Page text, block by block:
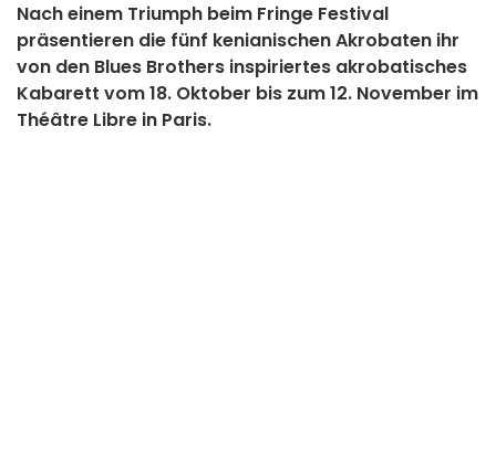
Nach einem Triumph beim Fringe Festival
präsentieren die fünf kenianischen Akrobaten ihr
von den Blues Brothers inspiriertes akrobatisches
Kabarett vom 18. Oktober bis zum 12. November im
Théâtre Libre in Paris.